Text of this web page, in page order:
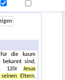
die kaum
bekannt sind,
120rJesus
Eltern,